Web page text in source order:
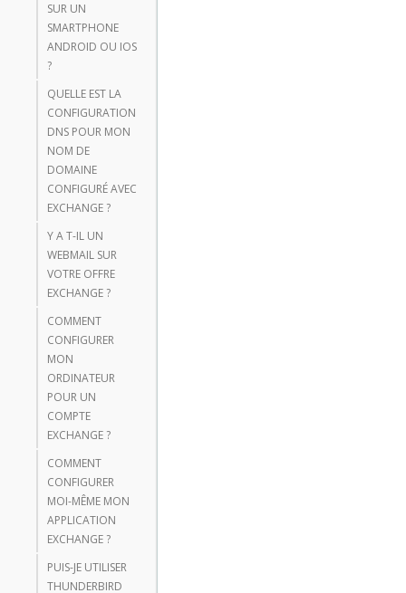
SUR UN
SMARTPHONE
ANDROID OU IOS
?
QUELLE EST LA
CONFIGURATION
DNS POUR MON
NOM DE
DOMAINE
CONFIGURÉ AVEC
EXCHANGE ?
Y A T-IL UN
WEBMAIL SUR
VOTRE OFFRE
EXCHANGE ?
COMMENT
CONFIGURER
MON
ORDINATEUR
POUR UN
COMPTE
EXCHANGE ?
COMMENT
CONFIGURER
MOI-MÊME MON
APPLICATION
EXCHANGE ?
PUIS-JE UTILISER
THUNDERBIRD